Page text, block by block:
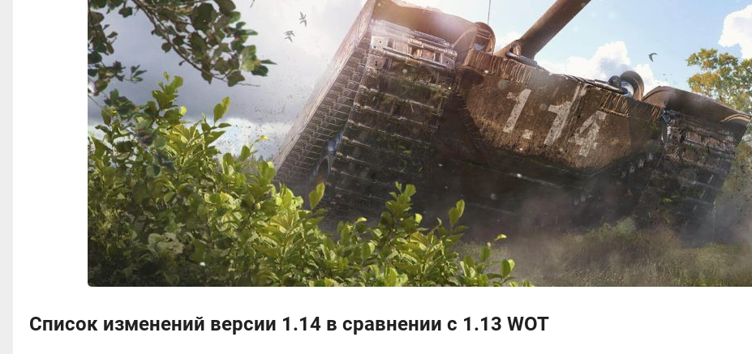
Список изменений версии 1.14 в сравнении с 1.13 WOT